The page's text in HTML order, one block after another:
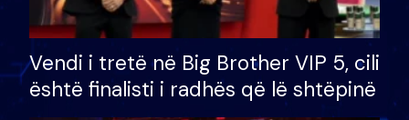
Vendi i tretë në Big Brother VIP 5, cili
është finalisti i radhës që lë shtëpinë